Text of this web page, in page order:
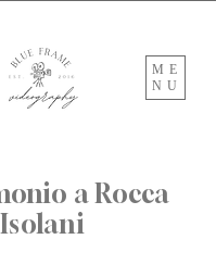
ME
NU
a Rocca
Isolani